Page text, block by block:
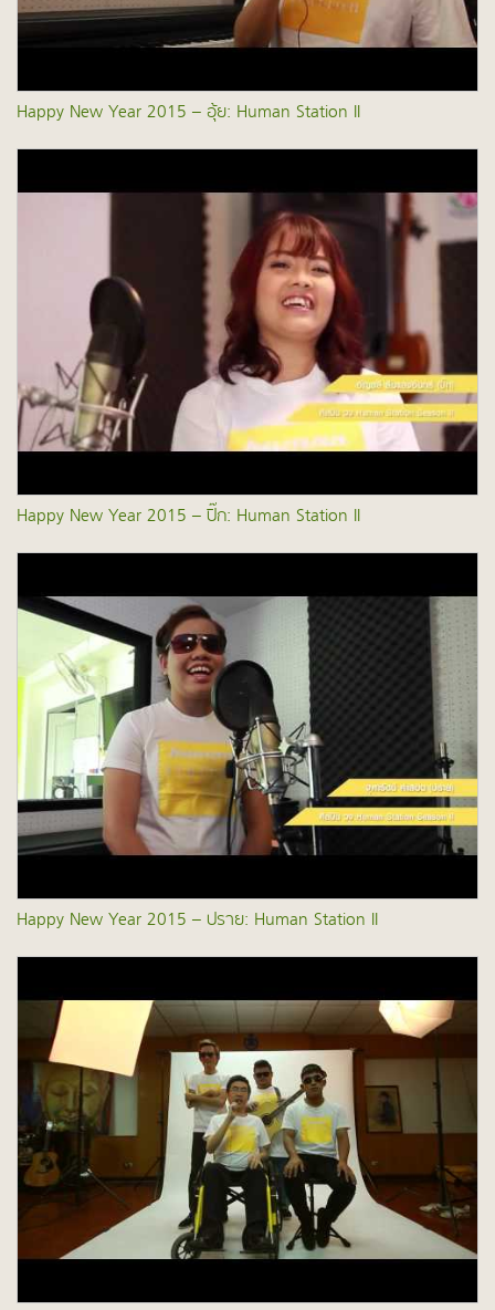
Happy New Year 2015 – อุ้ย: Human Station II
Happy New Year 2015 – ปิ๊ก: Human Station II
Happy New Year 2015 – ปราย: Human Station II